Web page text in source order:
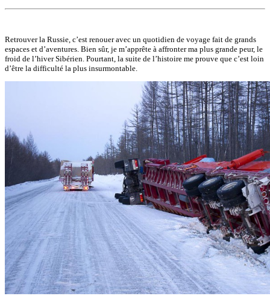
Retrouver la Russie, c’est renouer avec un quotidien de voyage fait de grands
espaces et d’aventures. Bien sûr, je m’apprête à affronter ma plus grande peur, le
froid de l’hiver Sibérien. Pourtant, la suite de l’histoire me prouve que c’est loin
d’être la difficulté la plus insurmontable.